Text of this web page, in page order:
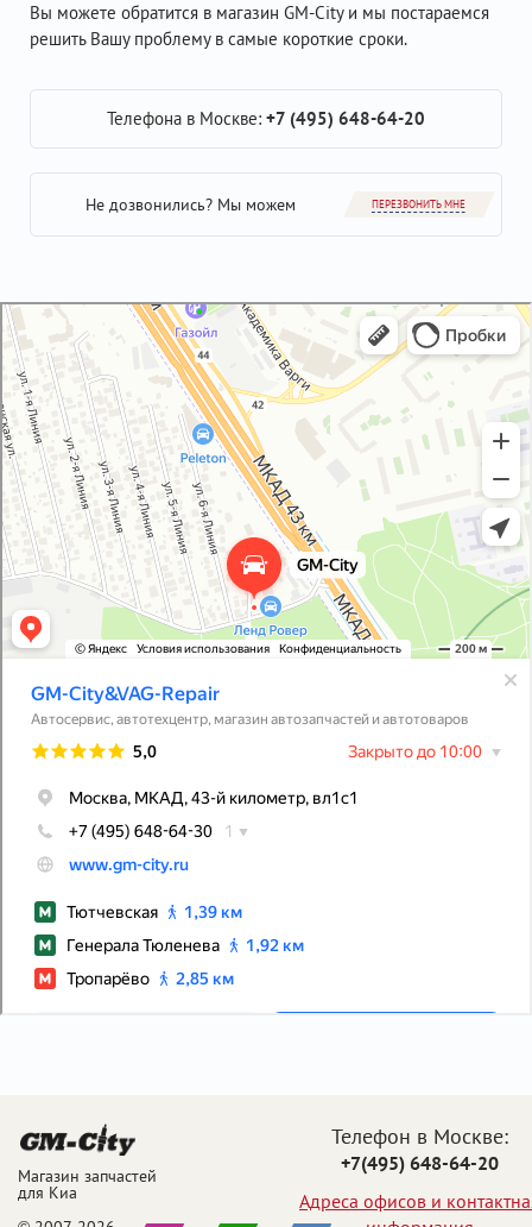
Вы можете обратится в магазин GM-City и мы постараемся
решить Вашу проблему в самые короткие сроки.
Телефона в Москве: +7 (495) 648-64-20
Не дозвонились? Мы можем ПЕРЕЗВОНИТЬ МНЕ
GM-City&VAG-Repair
Автосервис, автотехцентр в Москве
Магазин автозапчастей и автотоваров в Москве
Магазин запчастей
для Киа
Телефон в Москве:
+7(495) 648-64-20
Адреса офисов и